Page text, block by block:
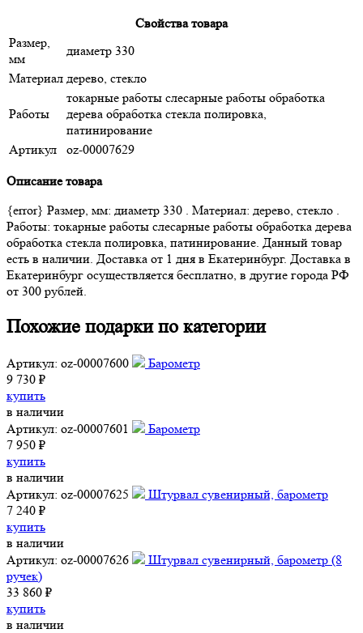
Свойства товара
Размер,
мм
диаметр 330
Материал дерево, стекло
Работы
токарные работы слесарные работы обработка
дерева обработка стекла полировка,
патинирование
Артикул
oz-00007629
Описание товара
{error} Размер, мм: диаметр 330 . Материал: дерево, стекло .
Работы: токарные работы слесарные работы обработка дерева
обработка стекла полировка, патинирование. Данный товар
есть в наличии. Доставка от 1 дня в Екатеринбург. Доставка в
Екатеринбург осуществляется бесплатно, в другие города РФ
от 300 рублей.
Похожие подарки по категории
Артикул: oz-00007600
Барометр
9 730 ₽
купить
в наличии
Артикул: oz-00007601
Барометр
7 950 ₽
купить
в наличии
Артикул: oz-00007625
Штурвал сувенирный, барометр
7 240 ₽
купить
в наличии
Артикул: oz-00007626
Штурвал сувенирный, барометр (8
ручек)
33 860 ₽
купить
в наличии